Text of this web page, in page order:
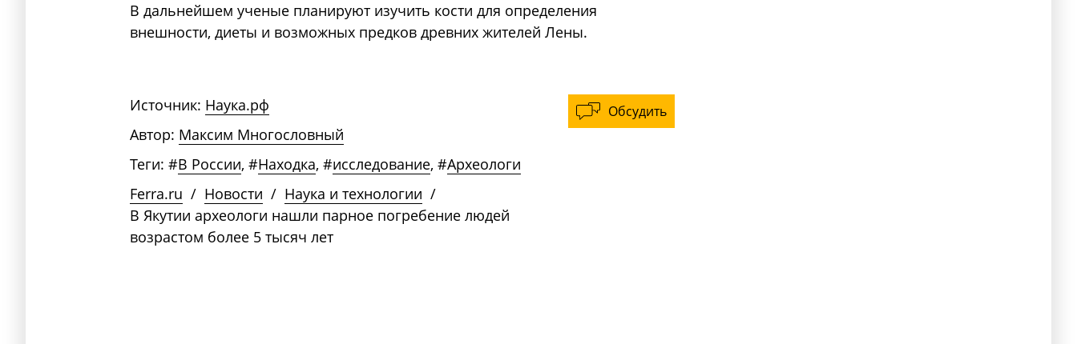
В дальнейшем ученые планируют изучить кости для определения
внешности, диеты и возможных предков древних жителей Лены.
Обсудить
Источник: Наука.рф
Автор: Максим Многословный
Теги: #В России, #Находка, #исследование, #Археологи
Ferra.ru / Новости / Наука и технологии /
В Якутии археологи нашли парное погребение людей
возрастом более 5 тысяч лет